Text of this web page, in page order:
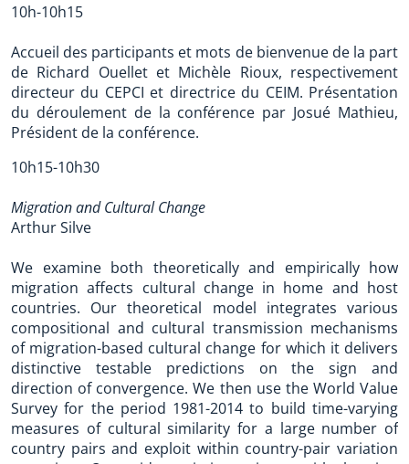
10h-10h15
Accueil des participants et mots de bienvenue de la part
de Richard Ouellet et Michèle Rioux, respectivement
directeur du CEPCI et directrice du CEIM. Présentation
du déroulement de la conférence par Josué Mathieu,
Président de la conférence.
10h15-10h30
Migration and Cultural Change
Arthur Silve
We examine both theoretically and empirically how
migration affects cultural change in home and host
countries. Our theoretical model integrates various
compositional and cultural transmission mechanisms
of migration-based cultural change for which it delivers
distinctive testable predictions on the sign and
direction of convergence. We then use the World Value
Survey for the period 1981-2014 to build time-varying
measures of cultural similarity for a large number of
country pairs and exploit within country-pair variation